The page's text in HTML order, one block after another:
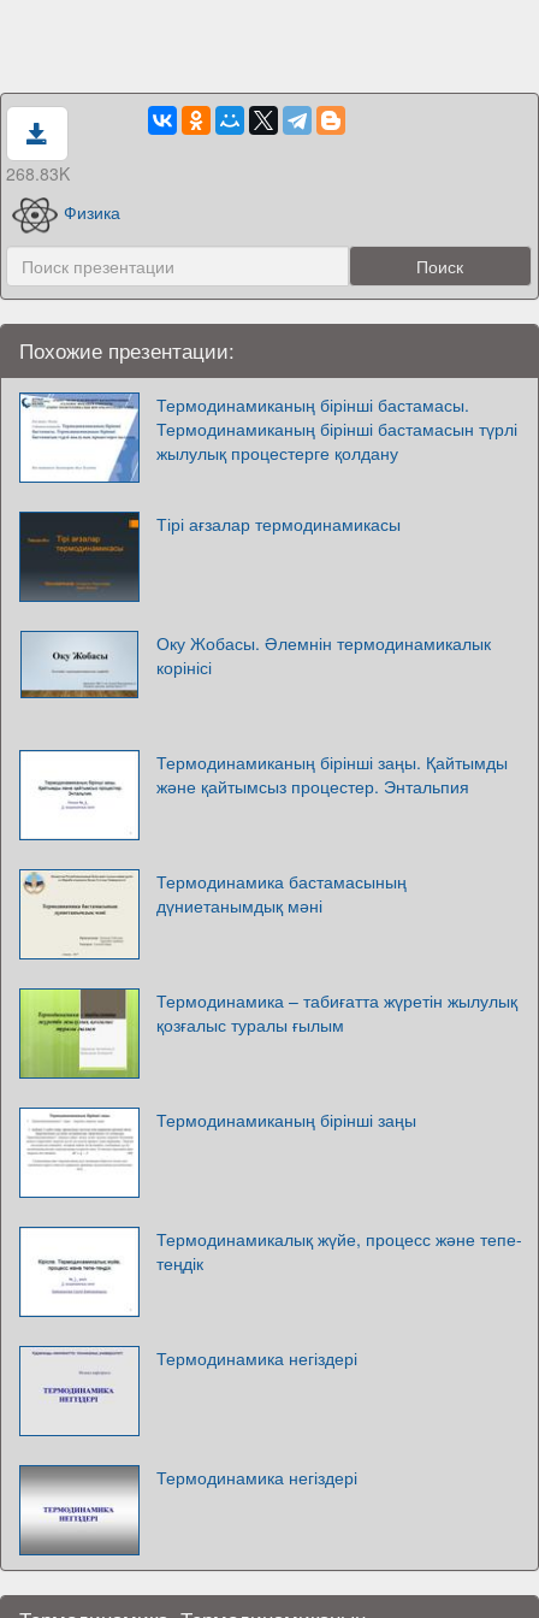
268.83K
Физика
Похожие презентации:
Термодинамиканың бірінші бастамасы.
Термодинамиканың бірінші бастамасын түрлі
жылулық процестерге қолдану
Тірі ағзалар термодинамикасы
Оку Жобасы. Әлемнін термодинамикалык
корінісі
Термодинамиканың бірінші заңы. Қайтымды
және қайтымсыз процестер. Энтальпия
Термодинамика бастамасының
дүниетанымдық мәні
Термодинамика – табиғатта жүретін жылулық
қозғалыс туралы ғылым
Термодинамиканың бірінші заңы
Термодинамикалық жүйе, процесс және тепе-
теңдік
Термодинамика негіздері
Термодинамика негіздері